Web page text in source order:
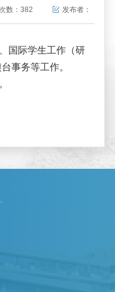
数：382 发布者：
国际学生工作（研
事务等工作。